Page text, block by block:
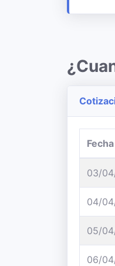
Fecha
03/
04/
05/
06/